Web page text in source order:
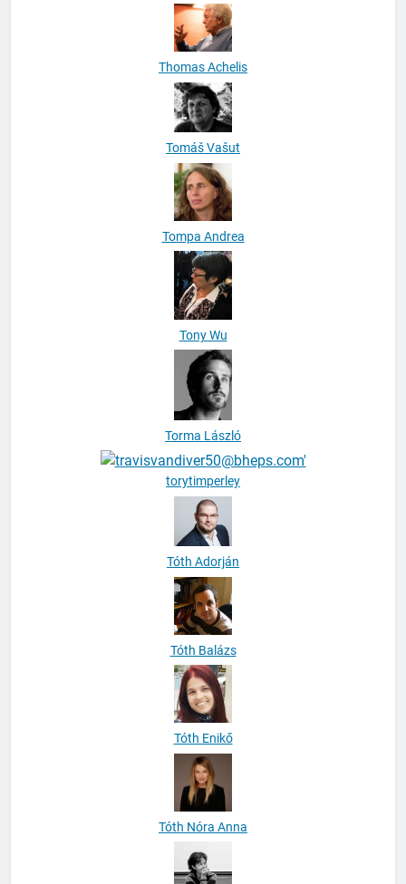
Thomas Achelis
Tomáš Vašut
Tompa Andrea
Tony Wu
Torma László
torytimperley
Tóth Adorján
Tóth Balázs
Tóth Enikő
Tóth Nóra Anna
Turóczi Ildikó